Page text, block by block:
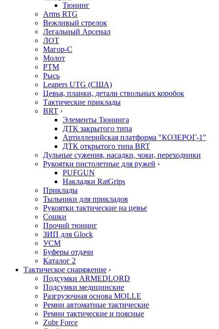
Тюнинг
Arms RTG
Вежливый стрелок
Легальный Арсенал
ЛОТ
Магор-С
Молот
РТМ
Рысь
Leapers UTG (США)
Цевья, планки, детали ствольных коробок
Тактические приклады
BRT ›
Элементы Тюнинга
ДТК закрытого типа
Артиллерийская платформа "КОЗЕРОГ-1"
ДТК открытого типа BRT
Дульные сужения, насадки, чоки, переходники
Рукоятки пистолетные для ружей ›
PUFGUN
Накладки RatGrips
Приклады
Тыльники для прикладов
Рукоятки тактические на цевье
Сошки
Прочий тюнинг
ЗИП для Glock
УСМ
Буферы отдачи
Каталог 2
Тактическое снаряжение ›
Подсумки ARMEDLORD
Подсумки медицинские
Разгрузочная основа MOLLE
Ремни автоматные тактические
Ремни тактические и поясные
Zubr Force